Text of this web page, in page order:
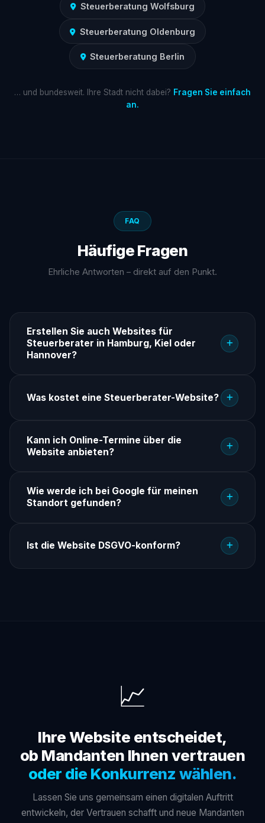
Steuerberatung Wolfsburg
Steuerberatung Oldenburg
Steuerberatung Berlin
… und bundesweit. Ihre Stadt nicht dabei? Fragen Sie einfach
an.
FAQ
Häufige Fragen
Ehrliche Antworten – direkt auf den Punkt.
Erstellen Sie auch Websites für
Steuerberater in Hamburg, Kiel oder
Hannover?
Was kostet eine Steuerberater-Website?
Kann ich Online-Termine über die
Website anbieten?
Wie werde ich bei Google für meinen
Standort gefunden?
Ist die Website DSGVO-konform?
📈
Ihre Website entscheidet,
ob Mandanten Ihnen vertrauen
oder die Konkurrenz wählen.
Lassen Sie uns gemeinsam einen digitalen Auftritt
entwickeln, der Vertrauen schafft und neue Mandanten